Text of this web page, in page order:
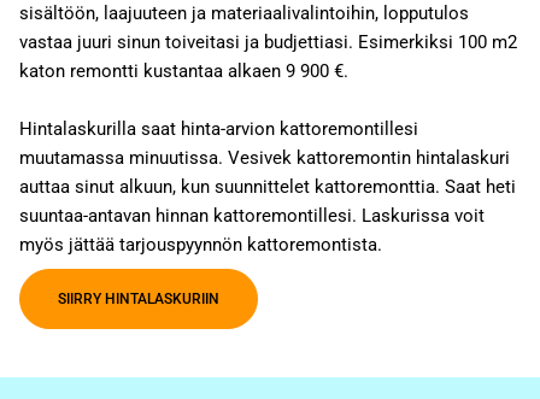
sisältöön, laajuuteen ja materiaalivalintoihin, lopputulos
vastaa juuri sinun toiveitasi ja budjettiasi. Esimerkiksi 100 m2
katon remontti kustantaa alkaen 9 900 €.
Hintalaskurilla saat hinta-arvion kattoremontillesi
muutamassa minuutissa. Vesivek kattoremontin hintalaskuri
auttaa sinut alkuun, kun suunnittelet kattoremonttia. Saat heti
suuntaa-antavan hinnan kattoremontillesi. Laskurissa voit
myös jättää tarjouspyynnön kattoremontista.
SIIRRY HINTALASKURIIN